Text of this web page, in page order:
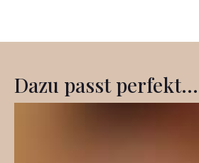
Dazu passt perfekt...